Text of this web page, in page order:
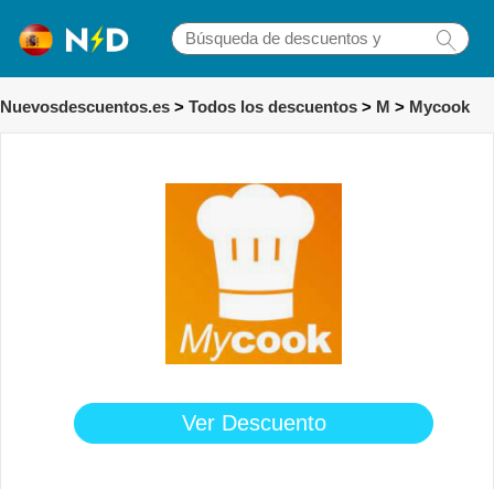
Nuevosdescuentos.es > Todos los descuentos > M > Mycook
Ver Descuento